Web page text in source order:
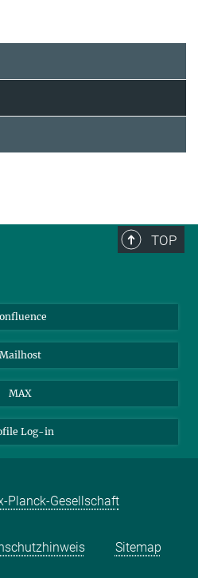
TOP
Mailhost
MAX
Log-in
Planck-Gesellschaft
Sitemap